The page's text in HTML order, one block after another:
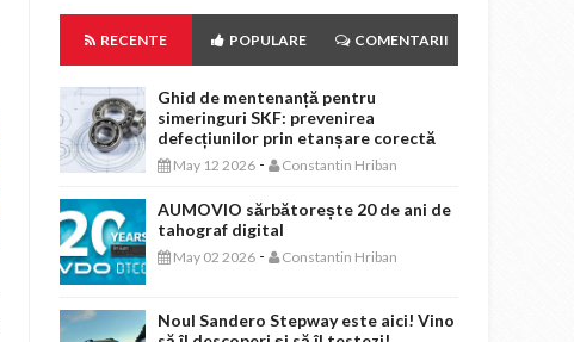
RECENTE POPULARE COMENTARII
Ghid de mentenanță pentru
simeringuri SKF: prevenirea
defecțiunilor prin etanșare corectă
May 12 2026 - Constantin Hriban
AUMOVIO sărbătorește 20 de ani de
tahograf digital
May 02 2026 - Constantin Hriban
Noul Sandero Stepway este aici! Vino